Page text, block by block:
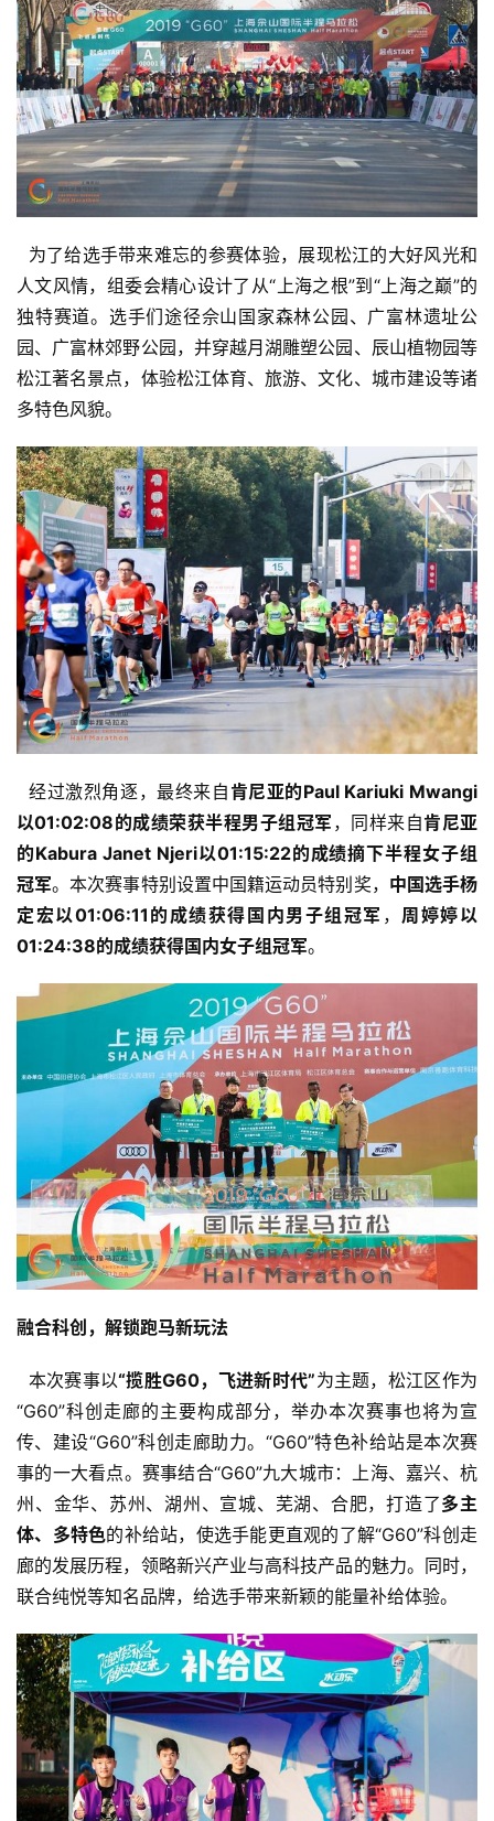
为了给选手带来难忘的参赛体验，展现松江的大好风光和
人文风情，组委会精心设计了从“上海之根”到“上海之巅”的
独特赛道。选手们途径佘山国家森林公园、广富林遗址公
园、广富林郊野公园，并穿越月湖雕塑公园、辰山植物园等
松江著名景点，体验松江体育、旅游、文化、城市建设等诸
多特色风貌。
经过激烈角逐，最终来自 肯尼亚的Paul Kariuki Mwangi
以01:02:08的成绩荣获半程男子组冠军 ，同样来自肯尼亚
的Kabura Janet Njeri以01:15:22的成绩摘下半程女子组
冠军。本次赛事特别设置中国籍运动员特别奖， 中国选手杨
定宏以01:06:11的成绩获得国内男子组冠军 ， 周婷婷以
01:24:38的成绩获得国内女子组冠军。
融合科创，解锁跑马新玩法
本次赛事以“揽胜G60，飞进新时代”为主题，松江区作为
“G60”科创走廊的主要构成部分，举办本次赛事也将为宣
传、建设“G60”科创走廊助力。“G60”特色补给站是本次赛
事的一大看点。赛事结合“G60”九大城市：上海、嘉兴、杭
州、金华、苏州、湖州、宣城、芜湖、合肥，打造了多主
体、多特色的补给站，使选手能更直观的了解“G60”科创走
廊的发展历程，领略新兴产业与高科技产品的魅力。同时，
联合纯悦等知名品牌，给选手带来新颖的能量补给体验。